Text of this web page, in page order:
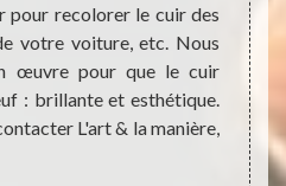
pour recolorer le cuir des
votre voiture, etc. Nous
œuvre pour que le cuir
: brillante et esthétique.
L'art & la manière,
du